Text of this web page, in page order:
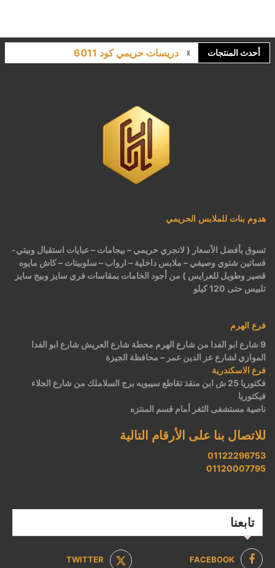
أحدث المنتجات
لانجري مشجر كود 9643
هدوم بنات للملابس الحريمي
تسوق بأفضل الأسعار ( لانجري حريمي – بيجامات – عبايات استقبال وبيتي-
فساتين شتوي وصيفي – ملابس داخلية – ارواب – سلوبيتات – كاش مايوه
قصير وطويل للعرايس ) من أجود الخامات بمقاسات فري سايز وبيج سايز
تلبيس حتى 120 كيلو
فرع الهرم
9 شارع ابو الفدا من شارع الهرم محطة شارع العريش شارع ابو الفدا
الموازي لشارع عز الدين عمر – محافظة الجيزة
فرع الاسكندرية
فكتوريا 25 ش ابن منقذ تقاطع سيبويه برج السلاملك من شارع الجلاء
فيكتوريا
ناصية مستشفى الثغر أمام قسم المنتزه
للاتصال بنا على الأرقام التالية
01122296753
01120007795
تابعنا
FACEBOOK
TWITTER